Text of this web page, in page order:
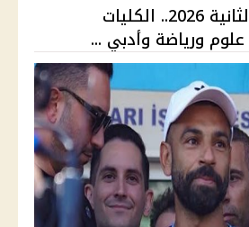
تنسيق المرحلة الثانية 2026.. الكليات
ورياضة وأدبي ...